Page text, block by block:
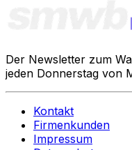
Der Newsletter zum
jeden Donnerstag von
Kontakt
Firmenkunden
Impressum